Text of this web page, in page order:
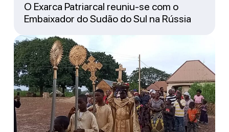
O Exarca Patriarcal reuniu-se com o
Embaixador do Sudão do Sul na Rússia